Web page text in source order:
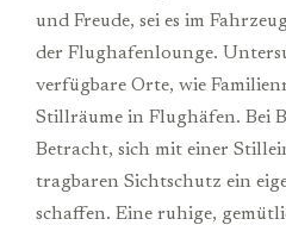
und Freude, sei es im
der Flughafenlounge.
verfügbare Orte, wie
Stillräume in Flughäfen. Bei
Betracht, sich mit einer
tragbaren Sichtschutz ein
schaffen. Eine ruhige,